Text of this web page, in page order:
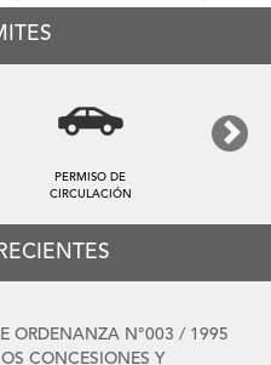
PERMISO DE
CIRCULACIÓN
Next
ORDENANZA N°003 / 1995
CONCESIONES Y